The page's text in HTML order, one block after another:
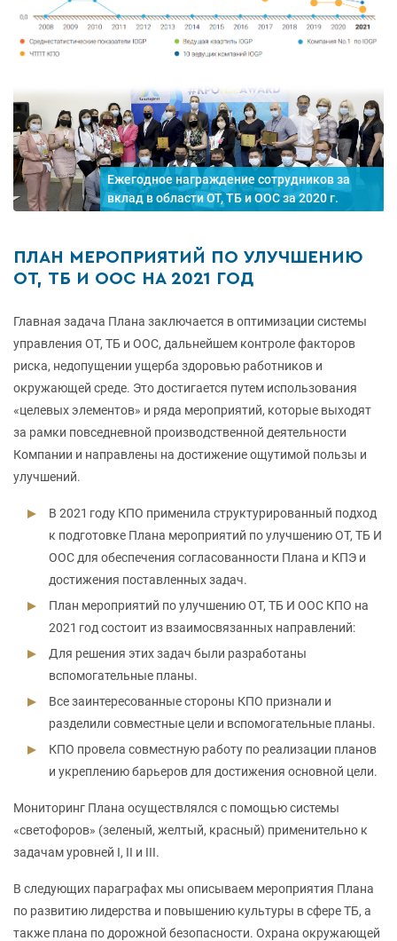
ПЛАН МЕРОПРИЯТИЙ ПО УЛУЧШЕНИЮ
ОТ, ТБ И ООС НА 2021 ГОД
Главная задача Плана заключается в оптимизации системы
управления ОТ, ТБ и ООС, дальнейшем контроле факторов
риска, недопущении ущерба здоровью работников и
окружающей среде. Это достигается путем использования
«целевых элементов» и ряда мероприятий, которые выходят
за рамки повседневной производственной деятельности
Компании и направлены на достижение ощутимой пользы и
улучшений.
В 2021 году КПО применила структурированный подход
к подготовке Плана мероприятий по улучшению ОТ, ТБ И
ООС для обеспечения согласованности Плана и КПЭ и
достижения поставленных задач.
План мероприятий по улучшению ОТ, ТБ И ООС КПО на
2021 год состоит из взаимосвязанных направлений:
Для решения этих задач были разработаны
вспомогательные планы.
Все заинтересованные стороны КПО признали и
разделили совместные цели и вспомогательные планы.
КПО провела совместную работу по реализации планов
и укреплению барьеров для достижения основной цели.
Мониторинг Плана осуществлялся с помощью системы
«светофоров» (зеленый, желтый, красный) применительно к
задачам уровней I, II и III.
В следующих параграфах мы описываем мероприятия Плана
по развитию лидерства и повышению культуры в сфере ТБ, а
также плана по дорожной безопасности. Охрана окружающей